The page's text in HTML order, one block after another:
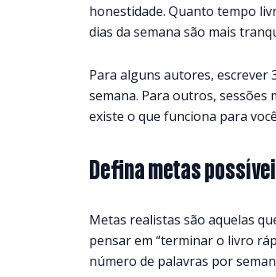
honestidade. Quanto tempo
dias da semana são mais
Para alguns autores,
semana. Para outros,
existe o que funciona para
Defina metas
Metas realistas são aquelas
pensar em “terminar o livro
número de palavras por